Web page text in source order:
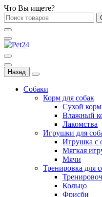
Что Вы ищете?
Назад
Собаки
Корм для собак
Сухой корм
Влажный
Лакомства
Игрушки для
Игрушка с
Мягкая
Мячи
Тренировка для
Кольцо
Фрисби